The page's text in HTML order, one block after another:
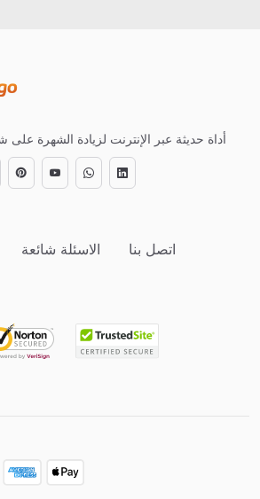
أداة حديثة عبر الإنترنت لزيادة الشهرة
الاسئلة شائعة
اتصل بنا